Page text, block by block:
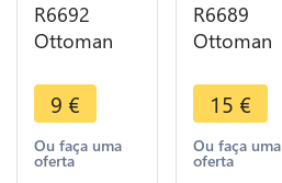
R6692
Ottoman
Turkey 2
Kurush
Abdul
Hamid II
9 €
Ou faça uma
oferta
R6689
Ottoman
Turkey 2
Kurush
Abdul
Hamid II
15 €
Ou faça uma
oferta